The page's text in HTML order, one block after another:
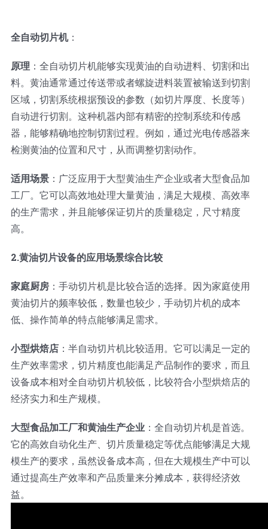
全自动切片机：
原理 ：全自动切片机能够实现黄油的自动进料、切割和出
料。黄油通常通过传送带或者螺旋进料装置被输送到切割
区域，切割系统根据预设的参数（如切片厚度、长度等）
自动进行切割。这种机器内部有精密的控制系统和传感
器，能够精确地控制切割过程。例如，通过光电传感器来
检测黄油的位置和尺寸，从而调整切割动作。
适用场景：广泛应用于大型黄油生产企业或者大型食品加
工厂。它可以高效地处理大量黄油，满足大规模、高效率
的生产需求，并且能够保证切片的质量稳定，尺寸精度
高。
2.黄油切片设备的应用场景综合比较
家庭厨房：手动切片机是比较合适的选择。因为家庭使用
黄油切片的频率较低，数量也较少，手动切片机的成本
低、操作简单的特点能够满足需求。
小型烘焙店：半自动切片机比较适用。它可以满足一定的
生产效率需求，切片精度也能满足产品制作的要求，而且
设备成本相对全自动切片机较低，比较符合小型烘焙店的
经济实力和生产规模。
大型食品加工厂和黄油生产企业：全自动切片机是首选。
它的高效自动化生产、切片质量稳定等优点能够满足大规
模生产的要求，虽然设备成本高，但在大规模生产中可以
通过提高生产效率和产品质量来分摊成本，获得经济效
益。